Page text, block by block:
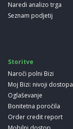
Naredi analizo trga
Seznam podjetij
Storitve
Naroči polni Bizi
Moj Bizi: nivoji dostopa
Oglaševanje
Bonitetna poročila
Order credit report